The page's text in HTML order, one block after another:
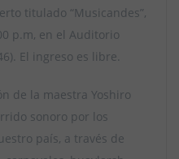
titulado “Musicandes”,
p.m, en el Auditorio
El ingreso es libre.
de la maestra Yoshiro
sonoro por los
país, a través de